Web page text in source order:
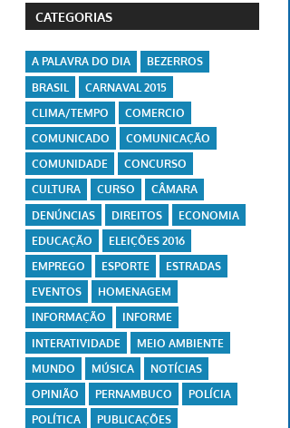
CATEGORIAS
A PALAVRA DO DIA
BEZERROS
BRASIL
CARNAVAL 2015
CLIMA/TEMPO
COMERCIO
COMUNICADO
COMUNICAÇÃO
COMUNIDADE
CONCURSO
CULTURA
CURSO
CÂMARA
DENÚNCIAS
DIREITOS
ECONOMIA
EDUCAÇÃO
ELEIÇÕES 2016
EMPREGO
ESPORTE
ESTRADAS
EVENTOS
HOMENAGEM
INFORMAÇÃO
INFORME
INTERATIVIDADE
MEIO AMBIENTE
MUNDO
MÚSICA
NOTÍCIAS
OPINIÃO
PERNAMBUCO
POLÍCIA
POLÍTICA
PUBLICAÇÕES